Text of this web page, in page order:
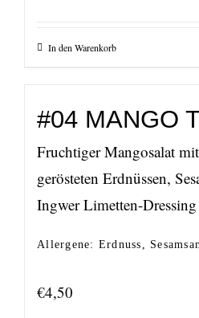
In den Warenkorb
#04 MANGO
Fruchtiger Mangosalat
gerösteten Erdnüssen,
Ingwer Limetten-Dressing
Allergene: Erdnuss,
€4,50